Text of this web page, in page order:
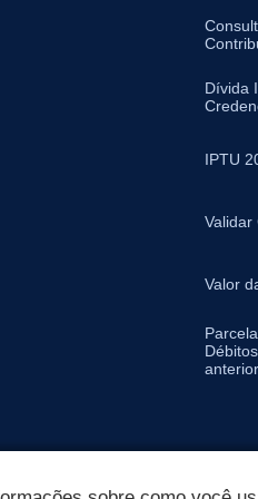
Dívida
IPTU
Validar
Valor